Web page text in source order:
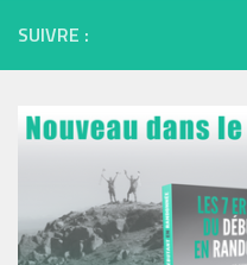
SUIVRE :